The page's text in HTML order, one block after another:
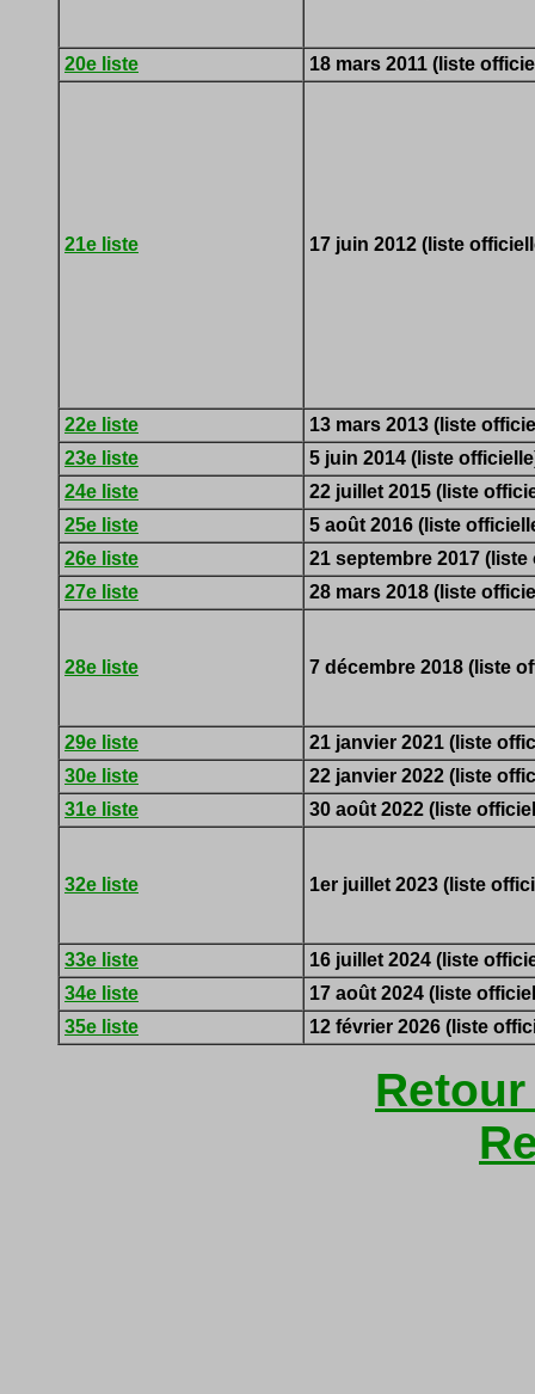
20e liste 18 mars 2011 (liste
21e liste 17 juin 2012 (liste
22e liste
13 mars 2013 (liste
23e liste
5 juin 2014 (liste
24e liste
22 juillet 2015 (liste
25e liste
5 août 2016 (liste
26e liste
21 septembre 2017 (liste
27e liste
28 mars 2018 (liste
28e liste 7 décembre 2018 (liste
29e liste
21 janvier 2021 (liste
30e liste
22 janvier 2022 (liste
31e liste
30 août 2022 (liste
32e liste 1er juillet 2023 (liste
33e liste
16 juillet 2024 (liste
34e liste
17 août 2024 (liste
35e liste
12 février 2026 (liste